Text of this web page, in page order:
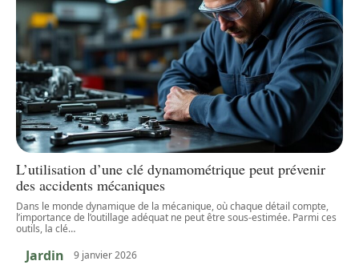
L’utilisation d’une clé dynamométrique peut prévenir
des accidents mécaniques
Dans le monde dynamique de la mécanique, où chaque détail compte,
l’importance de l’outillage adéquat ne peut être sous-estimée. Parmi ces
outils, la clé…
Jardin 9 janvier 2026